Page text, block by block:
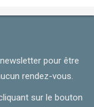
pour être
rendez-vous.
sur le bouton